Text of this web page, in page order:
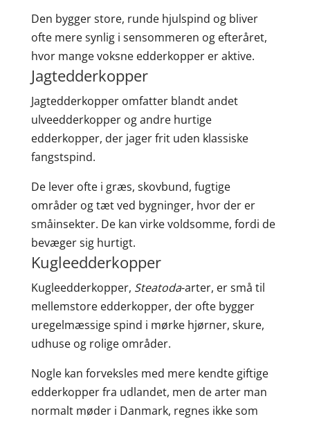
Den bygger store, runde hjulspind og bliver
ofte mere synlig i sensommeren og efteråret,
hvor mange voksne edderkopper er aktive.
Jagtedderkopper
Jagtedderkopper omfatter blandt andet
ulveedderkopper og andre hurtige
edderkopper, der jager frit uden klassiske
fangstspind.
De lever ofte i græs, skovbund, fugtige
områder og tæt ved bygninger, hvor der er
småinsekter. De kan virke voldsomme, fordi de
bevæger sig hurtigt.
Kugleedderkopper
Kugleedderkopper, Steatoda-arter, er små til
mellemstore edderkopper, der ofte bygger
uregelmæssige spind i mørke hjørner, skure,
udhuse og rolige områder.
Nogle kan forveksles med mere kendte giftige
edderkopper fra udlandet, men de arter man
normalt møder i Danmark, regnes ikke som